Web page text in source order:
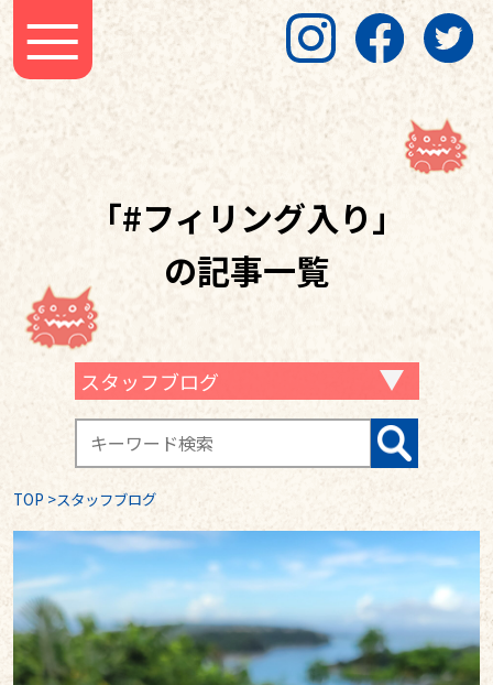
「#フィリング入り」
の記事一覧
スタッフブログ
TOP >スタッフブログ